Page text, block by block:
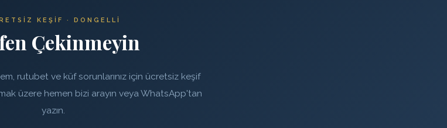
KEŞIF · DONGELLI
Çekinmeyin
rutubet ve küf sorunlarınız için ücretsiz keşif
üzere hemen bizi arayın veya WhatsApp'tan
yazın.